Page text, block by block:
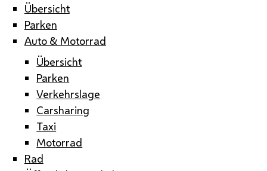
Übersicht
Parken
Auto & Motorrad
Übersicht
Parken
Verkehrslage
Carsharing
Taxi
Motorrad
Rad